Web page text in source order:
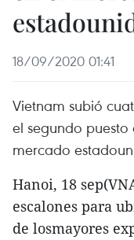
18/09/2020 01:41
Vietnam subió
el segundo
mercado
Hanoi, 18
escalones para
de losmayores